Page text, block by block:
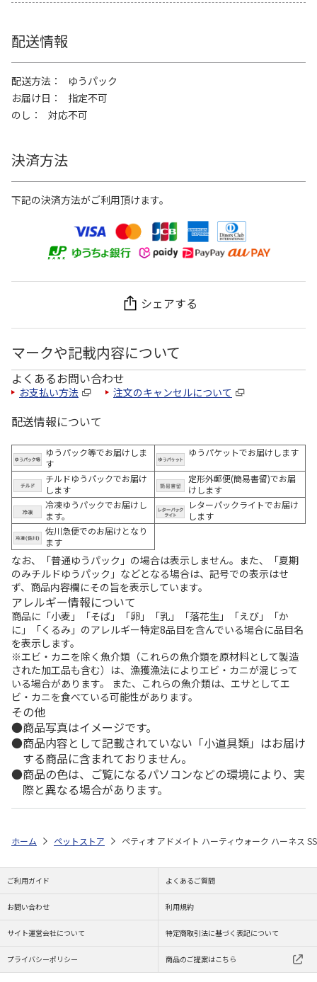
配送情報
配送方法
ゆうパック
お届け日
指定不可
のし
対応不可
決済方法
下記の決済方法がご利用頂けます。
シェアする
マークや記載内容について
よくあるお問い合わせ
お支払い方法 注文のキャンセルについて
配送情報について
ゆうパック等でお届けしま
す
ゆうパケットでお届けします
チルドゆうパックでお届け
します
定形外郵便(簡易書留)でお届
けします
冷凍ゆうパックでお届けし
ます。
レターパックライトでお届け
します
佐川急便でのお届けとなり
ます
なお、「普通ゆうパック」の場合は表示しません。また、「夏期
のみチルドゆうパック」などとなる場合は、記号での表示はせ
ず、商品内容欄にその旨を表示しています。
アレルギー情報について
商品に「小麦」「そば」「卵」「乳」「落花生」「えび」「か
に」「くるみ」のアレルギー特定8品目を含んでいる場合に品目名
を表示します。
※エビ・カニを除く魚介類（これらの魚介類を原材料として製造
された加工品も含む）は、漁獲漁法によりエビ・カニが混じって
いる場合があります。 また、これらの魚介類は、エサとしてエ
ビ・カニを食べている可能性があります。
その他
商品写真はイメージです。
商品内容として記載されていない「小道具類」はお届け
する商品に含まれておりません。
商品の色は、ご覧になるパソコンなどの環境により、実
際と異なる場合があります。
ホーム ペットストア ペティオ アドメイト ハーティウォーク ハーネス
ご利用ガイド よくあるご質問
お問い合わせ 利用規約
サイト運営会社について 特定商取引法に基づく表記について
プライバシーポリシー 商品のご提案はこちら